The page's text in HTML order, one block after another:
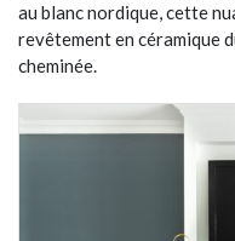
au blanc nordique, cette
revêtement en céramique
cheminée.